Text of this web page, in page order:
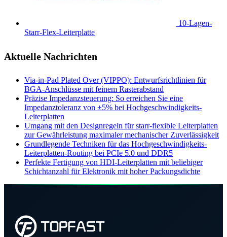
10-Lagen-
Starr-Flex-Leiterplatte
Aktuelle Nachrichten
Via-in-Pad Plated Over (VIPPO): Entwurfsrichtlinien für
BGA-Anschlüsse mit feinem Rasterabstand
Präzise Impedanzsteuerung: So erreichen Sie eine
Impedanztoleranz von ±5% bei Hochgeschwindigkeits-
Leiterplatten
Umgang mit den Designregeln für starr-flexible Leiterplatten
zur Gewährleistung maximaler mechanischer Zuverlässigkeit
Grundlegende Techniken für das Hochgeschwindigkeits-
Leiterplatten-Routing bei PCIe 5.0 und DDR5
Perfekte Fertigung von HDI-Leiterplatten mit beliebiger
Schichtanzahl für Elektronik mit hoher Packungsdichte